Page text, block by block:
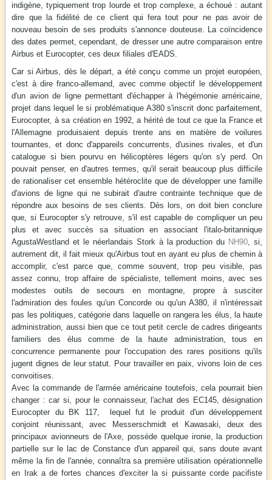
indigène, typiquement trop lourde et trop complexe, a échoué : autant
dire que la fidélité de ce client qui fera tout pour ne pas avoir de
nouveau besoin de ses produits s'annonce douteuse. La coïncidence
des dates permet, cependant, de dresser une autre comparaison entre
Airbus et Eurocopter, ces deux filiales d'EADS.
Car si Airbus, dès le départ, a été conçu comme un projet européen,
c'est à dire franco-allemand, avec comme objectif le développement
d'un avion de ligne permettant d'échapper à l'hégémonie américaine,
projet dans lequel le si problématique A380 s'inscrit donc parfaitement,
Eurocopter, à sa création en 1992, a hérité de tout ce que la France et
l'Allemagne produisaient depuis trente ans en matière de voilures
tournantes, et donc d'appareils concurrents, d'usines rivales, et d'un
catalogue si bien pourvu en hélicoptères légers qu'on s'y perd. On
pouvait penser, en d'autres termes, qu'il serait beaucoup plus difficile
de rationaliser cet ensemble hétéroclite que de développer une famille
d'avions de ligne qui ne subirait d'autre contrainte technique que de
répondre aux besoins de ses clients. Dès lors, on doit bien conclure
que, si Eurocopter s'y retrouve, s'il est capable de compliquer un peu
plus et avec succès sa situation en associant l'italo-britannique
AgustaWestland et le néerlandais Stork à la production du NH90, si,
autrement dit, il fait mieux qu'Airbus tout en ayant eu plus de chemin à
accomplir, c'est parce que, comme souvent, trop peu visible, pas
assez connu, trop affaire de spécialiste, tellement moins, avec ses
modestes outils de secours en montagne, propre à susciter
l'admiration des foules qu'un Concorde ou qu'un A380, il n'intéressait
pas les politiques, catégorie dans laquelle on rangera les élus, la haute
administration, aussi bien que ce tout petit cercle de cadres dirigeants
familiers des élus comme de la haute administration, tous en
concurrence permanente pour l'occupation des rares positions qu'ils
jugent dignes de leur statut. Pour travailler en paix, vivons loin de ces
convoitises.
Avec la commande de l'armée américaine toutefois, cela pourrait bien
changer : car si, pour le connaisseur, l'achat des EC145, désignation
Eurocopter du BK 117, lequel fut le produit d'un développement
conjoint réunissant, avec Messerschmidt et Kawasaki, deux des
principaux avionneurs de l'Axe, possède quelque ironie, la production
partielle sur le lac de Constance d'un appareil qui, sans doute avant
même la fin de l'année, connaîtra sa première utilisation opérationnelle
en Irak a de fortes chances d'exciter la si puissante corde pacifiste